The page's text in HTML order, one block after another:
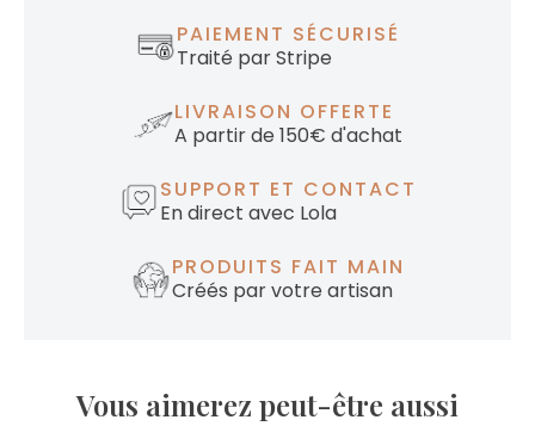
PAIEMENT SÉCURISÉ
Traité par Stripe
LIVRAISON OFFERTE
A partir de 150€ d'achat
SUPPORT ET CONTACT
En direct avec Lola
PRODUITS FAIT MAIN
Créés par votre artisan
Vous aimerez peut-être aussi